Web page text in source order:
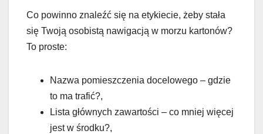
Co powinno znaleźć się na etykiecie, żeby stała
się Twoją osobistą nawigacją w morzu kartonów?
To proste:
Nazwa pomieszczenia docelowego – gdzie
to ma trafić?,
Lista głównych zawartości – co mniej więcej
jest w środku?,